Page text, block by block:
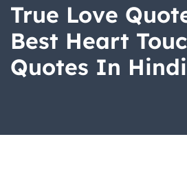
True Love
Best Heart
Quotes In Hindi